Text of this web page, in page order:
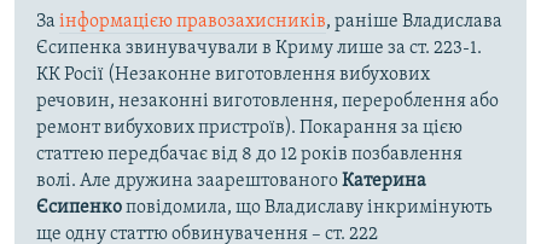
За інформацією правозахисників, раніше Владислава
Єсипенка звинувачували в Криму лише за ст. 223-1.
КК Росії (Незаконне виготовлення вибухових
речовин, незаконні виготовлення, перероблення або
ремонт вибухових пристроїв). Покарання за цією
статтею передбачає від 8 до 12 років позбавлення
волі. Але дружина заарештованогоКатерина
Єсипенкоповідомила, що Владиславу інкримінують
ще одну статтю обвинувачення – ст. 222